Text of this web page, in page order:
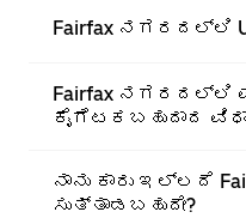
Fairfax ನಗರದಲ್ಲಿ
Fairfax ನಗರದಲ್ಲಿ
ಕೈಗೆಟಕಬಹುದಾದ
ನಾನು ಕಾರು ಇಲ್ಲದೆ
ಸುತ್ತಾಡಬಹುದೇ?